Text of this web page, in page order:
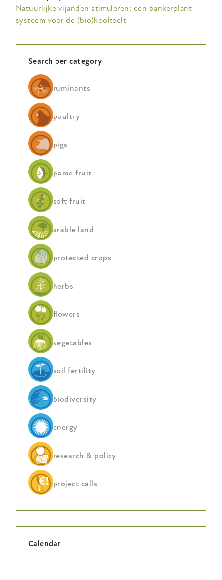
Natuurlijke vijanden stimuleren: een bankerplant
systeem voor de (bio)koolteelt
Search per category
ruminants
poultry
pigs
pome fruit
soft fruit
arable land
protected crops
herbs
flowers
vegetables
soil fertility
biodiversity
energy
research & policy
project calls
Calendar